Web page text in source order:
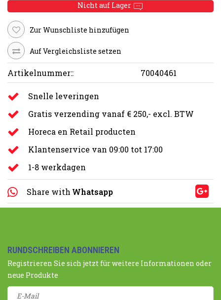
Nicht auf Lager
Zur Wunschliste hinzufügen
Auf Vergleichsliste setzen
Artikelnummer:: 70040461
Snelle leveringen
Gratis verzending vanaf € 250,- excl. BTW
Horeca en Retail producten
Klantenservice van 09:00 tot 17:00
1-8 werkdagen
Share with Whatsapp
RUNDSCHREIBEN ABONNIEREN
Registrieren Sie sich jetzt für weitere Informationen oder
neue Produkte